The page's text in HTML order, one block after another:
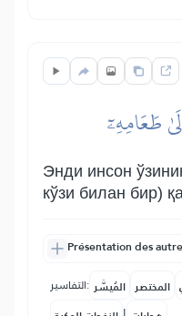
طَعَامِهِۦٓ
Энди инсон
кўзи билан бир)
Présentation des
التفاسير: المُيسَّر المختصر